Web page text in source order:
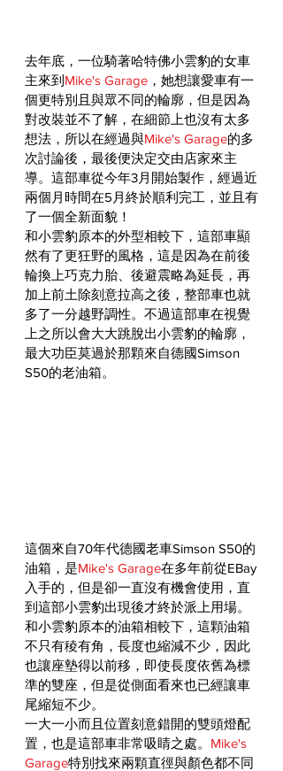
去年底，一位騎著哈特佛小雲豹的女車
主來到 Mike's Garage ，她想讓愛車有一
個更特別且與眾不同的輪廓，但是因為
對改裝並不了解，在細節上也沒有太多
想法，所以在經過與Mike's Garage的多
次討論後，最後便決定交由店家來主
導。這部車從今年3月開始製作，經過近
兩個月時間在5月終於順利完工，並且有
了一個全新面貌！
和小雲豹原本的外型相較下，這部車顯
然有了更狂野的風格，這是因為在前後
輪換上巧克力胎、後避震略為延長，再
加上前土除刻意拉高之後，整部車也就
多了一分越野調性。不過這部車在視覺
上之所以會大大跳脫出小雲豹的輪廓，
最大功臣莫過於那顆來自德國Simson
S50的老油箱。
這個來自70年代德國老車Simson S50的
油箱，是Mike's Garage在多年前從EBay
入手的，但是卻一直沒有機會使用，直
到這部小雲豹出現後才終於派上用場。
和小雲豹原本的油箱相較下，這顆油箱
不只有稜有角，長度也縮減不少，因此
也讓座墊得以前移，即使長度依舊為標
準的雙座，但是從側面看來也已經讓車
尾縮短不少。
一大一小而且位置刻意錯開的雙頭燈配
置，也是這部車非常吸睛之處。 Mike's
Garage特別找來兩顆直徑與顏色都不同